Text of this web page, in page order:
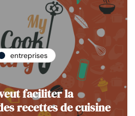
entreprises
faciliter la
recettes de cuisine